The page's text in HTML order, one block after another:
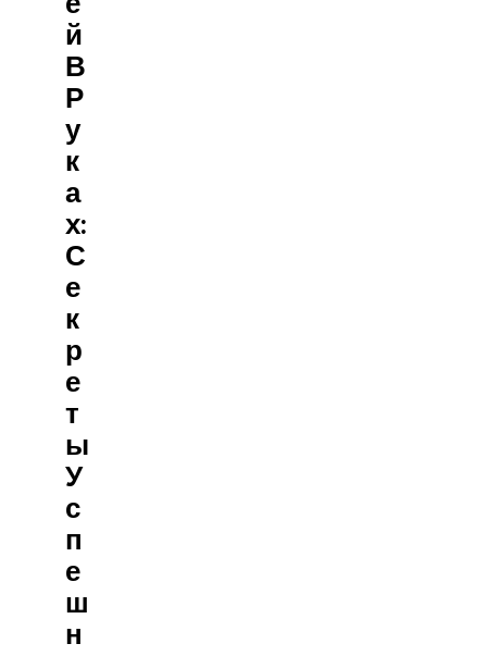
Й
В
Р
У
К
А
Х:
С
Е
К
Р
Е
Т
Ы
У
С
П
Е
Ш
Н